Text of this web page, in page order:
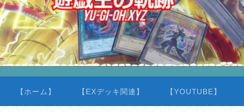
【ホーム】 【EXデッキ関連】 【YOUTUBE】